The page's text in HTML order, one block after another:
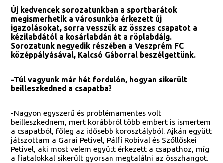
Új kedvencek sorozatunkban a sportbarátok
megismerhetik a városunkba érkezett új
igazolásokat, sorra vesszük az összes csapatot a
kézilabdától a kosárlabdán át a röplabdáig.
Sorozatunk negyedik részében a Veszprém FC
középpályásával, Kalcsó Gáborral beszélgettünk.
-Túl vagyunk már hét fordulón, hogyan sikerült
beilleszkedned a csapatba?
-Nagyon egyszerű és problémamentes volt
beilleszkednem, mert korábbról több embert is ismertem
a csapatból, főleg az idősebb korosztályból. Ajkán együtt
játszottam a Garai Petivel, Pálfi Robival és Szőllőskei
Petivel, aki most velem együtt érkezett a csapathoz, míg
a fiatalokkal sikerült gyorsan megtalálni az összhangot.